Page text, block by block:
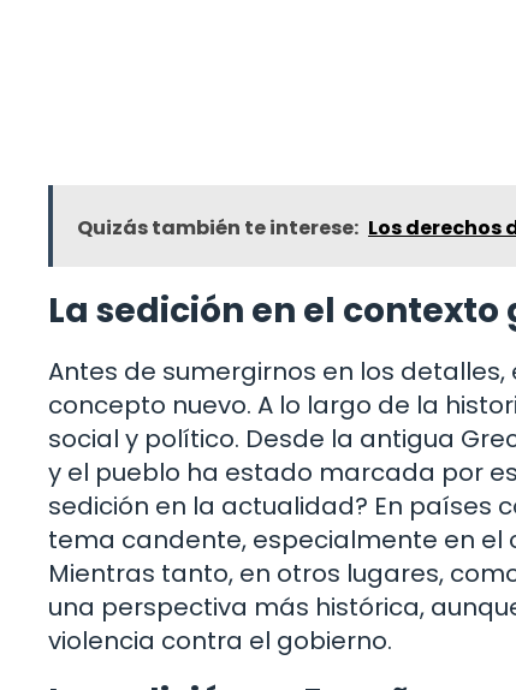
Quizás también te interese: Los derechos
La sedición en el contexto
Antes de sumergirnos en los
concepto nuevo. A lo largo de la
social y político. Desde la antigua
y el pueblo ha estado marcada por
sedición en la actualidad? En países
tema candente, especialmente en
Mientras tanto, en otros lugares,
una perspectiva más histórica,
violencia contra el gobierno.